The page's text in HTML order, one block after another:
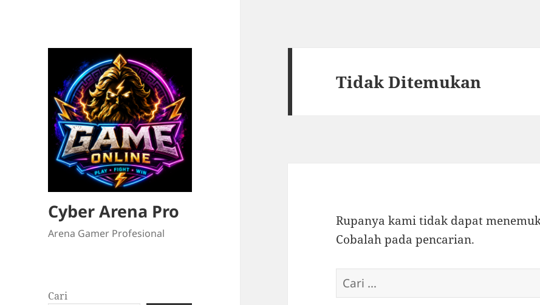
Cyber Arena Pro
Arena Gamer Profesional
Cari
Tidak Ditemukan
Rupanya kami tidak dapat
Cobalah pada pencarian.
Cari
untuk: